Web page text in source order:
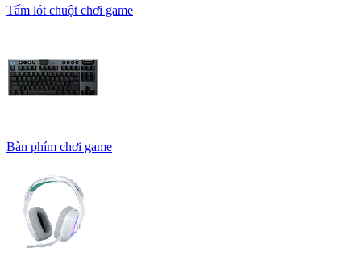
Tấm lót chuột chơi game
Bàn phím chơi game